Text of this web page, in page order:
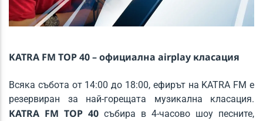
Happy Endings
KATRA FM Live
KATRA FM TOP 40– официална airplay класация
Всяка събота от 14:00 до 18:00, ефирът на KATRA FM е
резервиран за най-горещата музикална класация.
KATRA FM TOP 40 събира в 4-часово шоу песните,